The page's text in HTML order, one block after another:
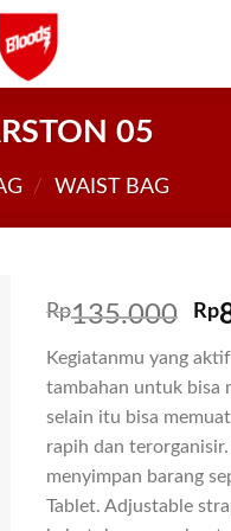
05
/ WAIST BAG
Rp135.000 Rp
Kegiatanmu yang
tambahan untuk bisa
selain itu bisa
rapih dan
menyimpan barang
Tablet. Adjustable